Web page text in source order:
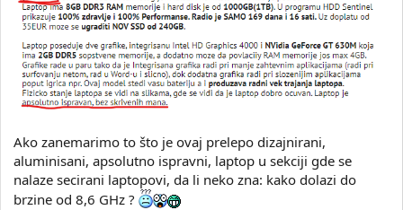
Ako zanemarimo to što je ovaj prelepo dizajnirani,
aluminisani, apsolutno ispravni, laptop u sekciji gde se
nalaze secirani laptopovi, da li neko zna: kako dolazi do
brzine od 8,6 GHz ?